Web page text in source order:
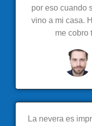
por eso cuando
vino a mi casa.
me cobro
La nevera es